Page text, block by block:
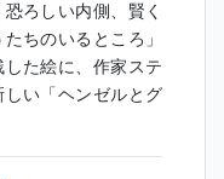
ろしい内側、賢く
ちのいるところ」
た絵に、作家ステ
い「ヘンゼルとグ